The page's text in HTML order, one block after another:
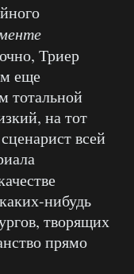
Триер
еще
тотальной
на тот
всей
нибудь
творящих
прямо